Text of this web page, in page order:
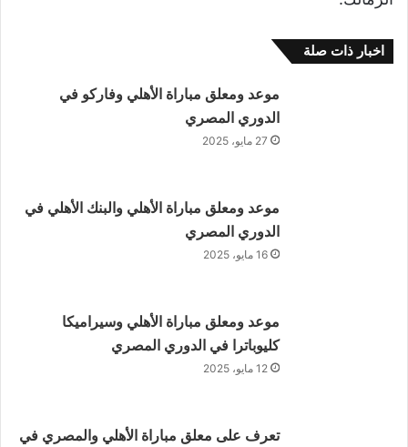
اخبار ذات صلة
موعد ومعلق مباراة الأهلي وفاركو في
الدوري المصري
27 مايو، 2025
موعد ومعلق مباراة الأهلي والبنك الأهلي في
الدوري المصري
16 مايو، 2025
موعد ومعلق مباراة الأهلي وسيراميكا
كليوباترا في الدوري المصري
12 مايو، 2025
تعرف على معلق مباراة الأهلي والمصري في